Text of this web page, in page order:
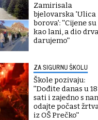
Zamirisala
bjelovarska 'Ulica
borova': ''Cijene
kao lani, a dio
darujemo''
ZA SIGURNU ŠKOLU
Škole pozivaju:
''Dođite danas u 18
sati i zajedno s
odajte počast
iz OŠ Prečko''